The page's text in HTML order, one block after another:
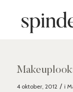
4 oktober, 2012 / i